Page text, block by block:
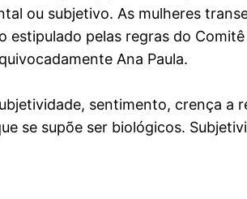
ou subjetivo. As mulheres
pelas regras do
Ana Paula.
sentimento, crença
se supõe ser biológicos.